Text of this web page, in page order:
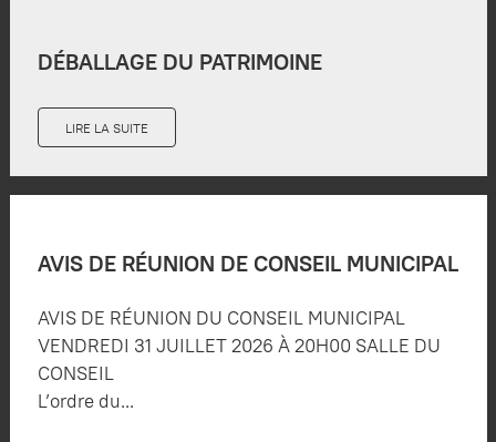
DÉBALLAGE DU PATRIMOINE
LIRE LA SUITE
AVIS DE RÉUNION DE CONSEIL MUNICIPAL
AVIS DE RÉUNION DU CONSEIL MUNICIPAL
VENDREDI 31 JUILLET 2026 À 20H00 SALLE DU
CONSEIL
L’ordre du...